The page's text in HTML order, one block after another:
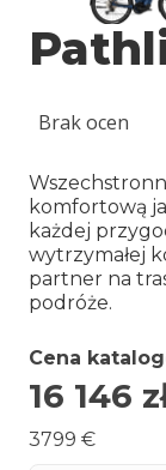
Brak ocen
komfortową
każdej
wytrzymałej
partner na
podróże.
Cena
16 146
3799 €